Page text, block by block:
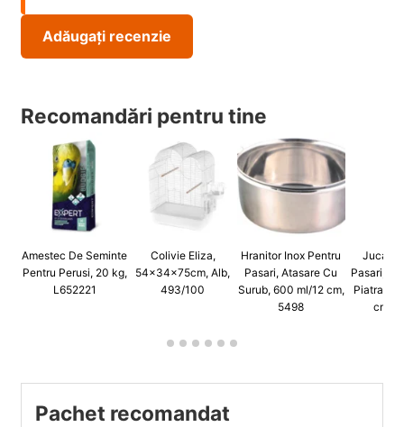
Adăugați recenzie
Recomandări pentru tine
Amestec De Seminte
Pentru Perusi, 20 kg,
L652221
Colivie Eliza,
54x34x75cm, Alb,
493/100
Hranitor Inox Pentru
Pasari, Atasare Cu
Surub, 600 ml/12 cm,
5498
Jucarie
Pasari,
Piatra De
cm,
Pachet recomandat